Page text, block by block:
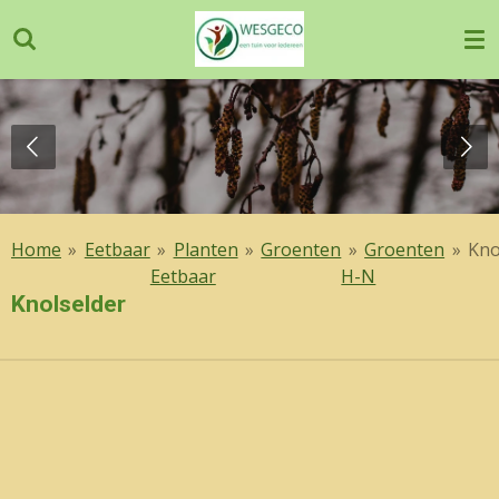
direct
naar
de
hoofdinhoud
Home » Eetbaar » Planten
Eetbaar
» Groenten » Groenten
H-N
»
Knolselder